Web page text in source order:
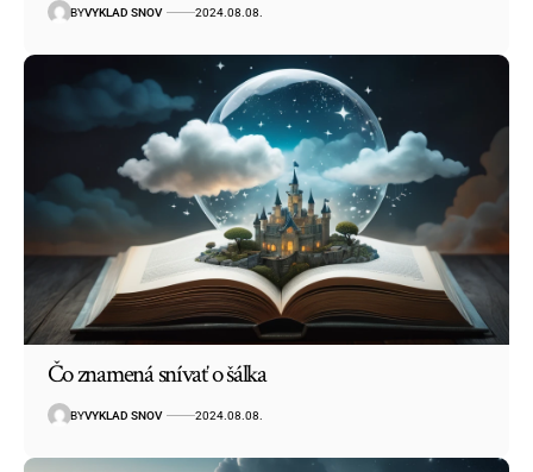
BYVYKLAD SNOV 2024.08.08.
Čo znamená snívať o šálka
BYVYKLAD SNOV 2024.08.08.